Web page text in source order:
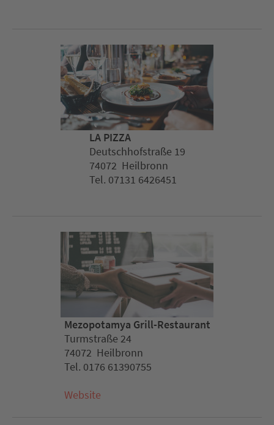
LA PIZZA
Deutschhofstraße 19
74072 Heilbronn
Tel. 07131 6426451
Mezopotamya Grill-Restaurant
Turmstraße 24
74072 Heilbronn
Tel. 0176 61390755
Website